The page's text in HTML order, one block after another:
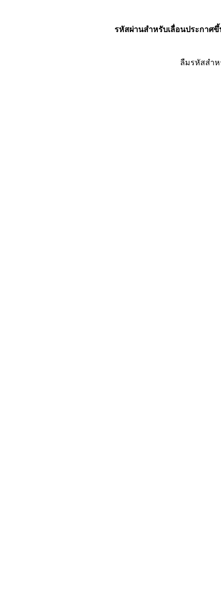
รหัสผ่านสำหรับเลื่อนประกาศขึ้
ลืมรหัสสำ